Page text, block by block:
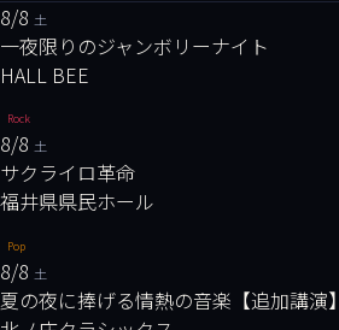
8/8 土
一夜限りのジャンボリーナイト
HALL BEE
Rock
8/8 土
サクライロ革命
福井県県民ホール
Pop
8/8 土
夏の夜に捧げる情熱の音楽【追加講演】